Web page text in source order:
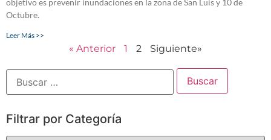
objetivo es prevenir inundaciones en la zona de San Luis y 10 de
Octubre.
Leer Más >>
« Anterior 1 2 Siguiente»
Filtrar por Categoría